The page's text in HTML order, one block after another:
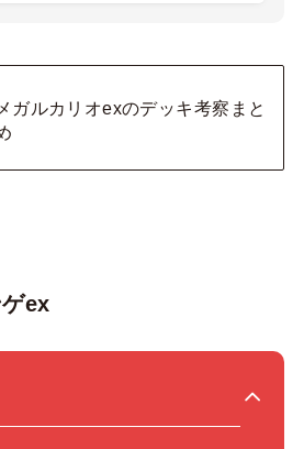
メガルカリオexのデッキ考察まと
ex